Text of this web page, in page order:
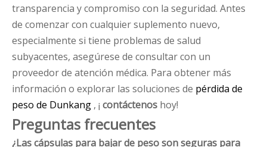
transparencia y compromiso con la seguridad. Antes
de comenzar con cualquier suplemento nuevo,
especialmente si tiene problemas de salud
subyacentes, asegúrese de consultar con un
proveedor de atención médica. Para obtener más
información o explorar las soluciones de pérdida de
peso de Dunkang , ¡ contáctenos hoy!
Preguntas frecuentes
¿Las cápsulas para bajar de peso son seguras para